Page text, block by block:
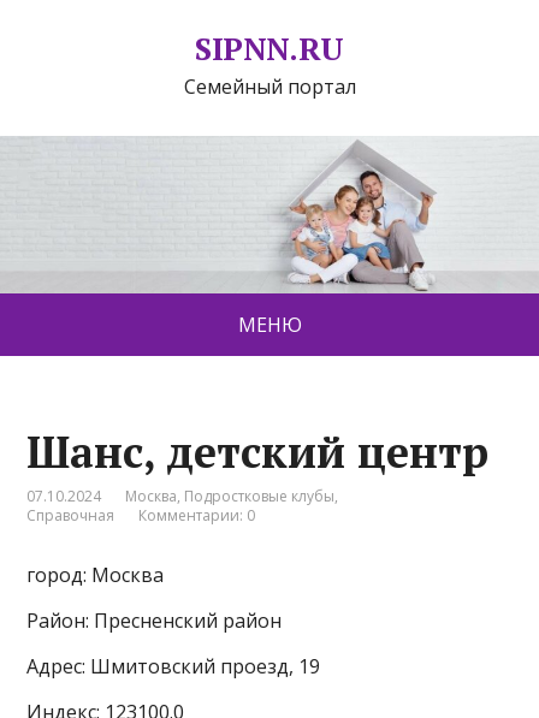
SIPNN.RU
Семейный портал
МЕНЮ
Шанс, детский центр
07.10.2024 Москва, Подростковые клубы,
Справочная
Комментарии: 0
город: Москва
Район: Пресненский район
Адрес: Шмитовский проезд, 19
Индекс: 123100.0